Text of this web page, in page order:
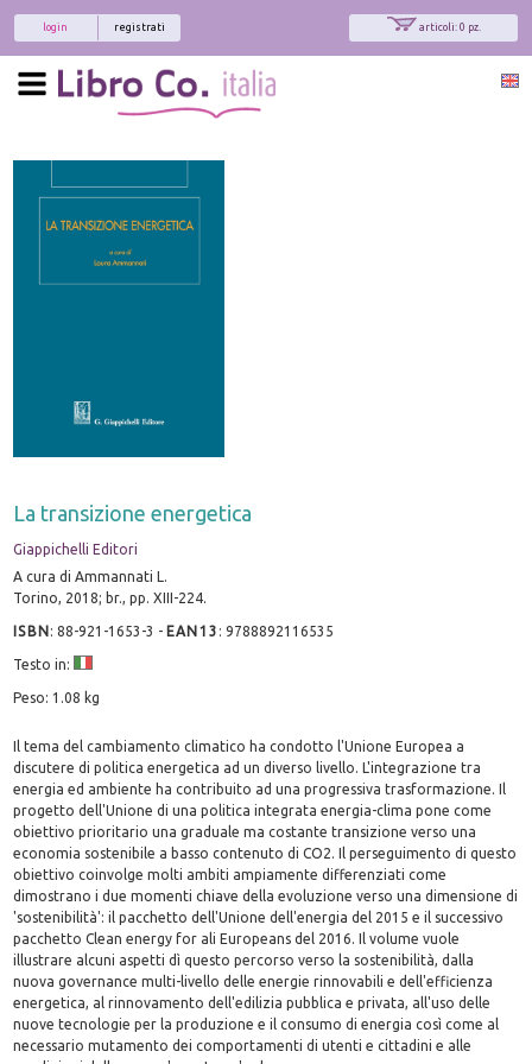
articoli: 0 pz.
registrati
login
La transizione energetica
Giappichelli Editori
A cura di Ammannati L.
Torino, 2018; br., pp. XIII-224.
ISBN:88-921-1653-3 - EAN13 :9788892116535
Testo in:
Peso: 1.08 kg
Il tema del cambiamento climatico ha condotto l'Unione Europea a
discutere di politica energetica ad un diverso livello. L'integrazione tra
energia ed ambiente ha contribuito ad una progressiva trasformazione. Il
progetto dell'Unione di una politica integrata energia-clima pone come
obiettivo prioritario una graduale ma costante transizione verso una
economia sostenibile a basso contenuto di CO2. Il perseguimento di questo
obiettivo coinvolge molti ambiti ampiamente differenziati come
dimostrano i due momenti chiave della evoluzione verso una dimensione di
'sostenibilità': il pacchetto dell'Unione dell'energia del 2015 e il successivo
pacchetto Clean energy for ali Europeans del 2016. Il volume vuole
illustrare alcuni aspetti dì questo percorso verso la sostenibilità, dalla
nuova governance multi-livello delle energie rinnovabili e dell'efficienza
energetica, al rinnovamento dell'edilizia pubblica e privata, all'uso delle
nuove tecnologie per la produzione e il consumo di energia così come al
necessario mutamento dei comportamenti di utenti e cittadini e alle